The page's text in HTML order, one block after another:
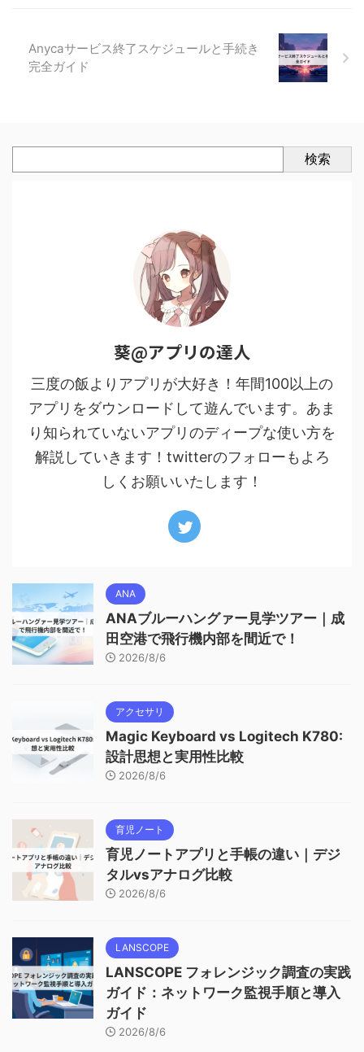
Anycaサービス終了スケジュールと手続き
完全ガイド
検索
葵@アプリの達人
三度の飯よりアプリが大好き！年間100以上の
アプリをダウンロードして遊んでいます。あま
り知られていないアプリのディープな使い方を
解説していきます！twitterのフォローもよろ
しくお願いいたします！
ANA
ANAブルーハングァー見学ツアー｜成
田空港で飛行機内部を間近で！
2026/8/6
アクセサリ
Magic Keyboard vs Logitech K780:
設計思想と実用性比較
2026/8/6
育児ノート
育児ノートアプリと手帳の違い｜デジ
タルvsアナログ比較
2026/8/6
LANSCOPE
LANSCOPE フォレンジック調査の実践
ガイド：ネットワーク監視手順と導入
ガイド
2026/8/6